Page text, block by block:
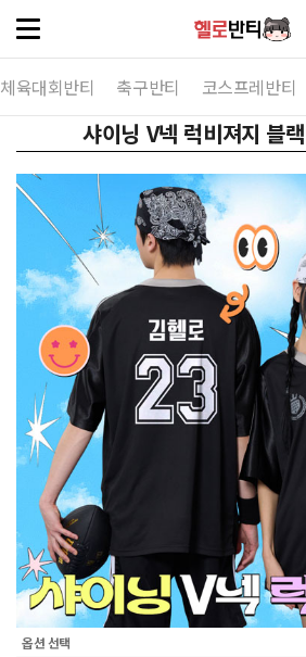
Toggle
navigation
체육대회반티 축구반티 코스프레반티
샤이닝 V넥 럭비져지 블
옵션 선택